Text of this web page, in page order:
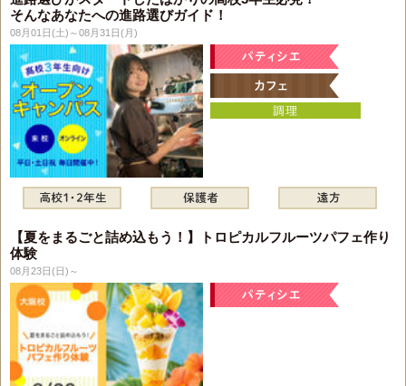
そんなあなたへの進路選びガイド！
08月01日(土)～08月31日(月)
【夏をまるごと詰め込もう！】トロピカルフルーツパフェ作り
体験
08月23日(日)～